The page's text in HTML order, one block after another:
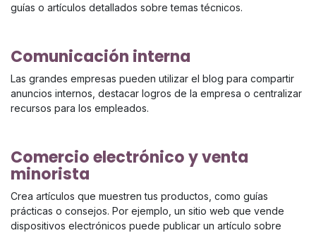
guías o artículos detallados sobre temas técnicos.
Comunicación interna
Las grandes empresas pueden utilizar el blog para compartir
anuncios internos, destacar logros de la empresa o centralizar
recursos para los empleados.
Comercio electrónico y venta
minorista
Crea artículos que muestren tus productos, como guías
prácticas o consejos. Por ejemplo, un sitio web que vende
dispositivos electrónicos puede publicar un artículo sobre